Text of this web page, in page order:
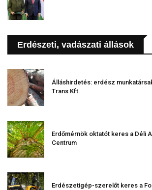
Erdészeti, vadászati állások
Álláshirdetés: erdész
Trans Kft.
Erdőmérnök oktatót keres a Déli
Centrum
Erdészetigép-szerelőt keres a